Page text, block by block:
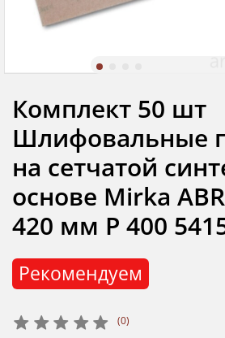
(0)
Рекомендуем
Комплект 50 шт
Шлифовальные
на сетчатой
основе Mirka
420 мм Р 400